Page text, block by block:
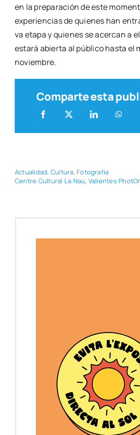
en la pre­pa­ra­ción de este
expe­rien­cias de quie­nes han
va eta­pa y quie­nes se acer­can a
esta­rá abier­ta al públi­co has­ta el
noviem­bre.
Comparte esta
Actua­li­dad, Cul­tu­ra, Foto­gra­fía
Cen­tre Cul­tu­ral La Nau, Valien­tes